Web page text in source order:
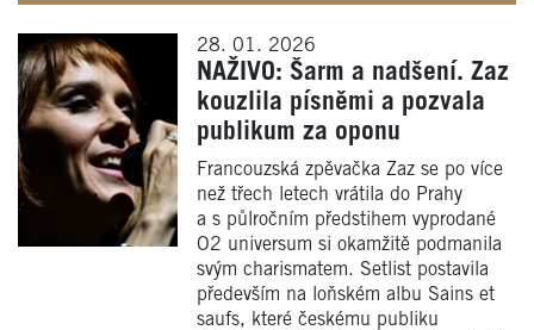
28. 01. 2026
NAŽIVO: Šarm a nadšení. Zaz
kouzlila písněmi a pozvala
publikum za oponu
Francouzská zpěvačka Zaz se po více
než třech letech vrátila do Prahy
a s půlročním předstihem vyprodané
O2 universum si okamžitě podmanila
svým charismatem. Setlist postavila
především na loňském albu Sains et
saufs, které českému publiku